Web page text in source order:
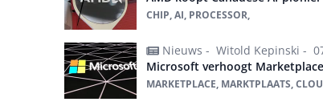
CHIP, AI, PROCESSOR,
Nieuws - Witold Kepinski -
Microsoft verhoogt
MARKETPLACE, MARKTPLAATS,